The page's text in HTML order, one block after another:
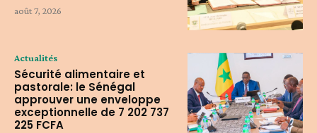
août 7, 2026
Actualités
Sécurité alimentaire et
pastorale: le Sénégal
approuver une enveloppe
exceptionnelle de 7 202 737
225 FCFA